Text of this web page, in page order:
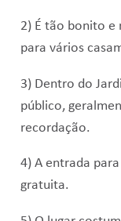
2) É tão bonito e
para vários
3) Dentro do
público,
recordação.
4) A entrada
gratuita.